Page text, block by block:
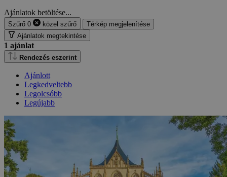
Ajánlatok betöltése...
Szűrő 0 közel szűrő
Térkép megjelenítése
Ajánlatok megtekintése
1 ajánlat
Rendezés eszerint
Ajánlott
Legkedveltebb
Legolcsóbb
Legújabb